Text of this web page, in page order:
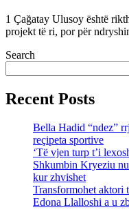
1 Çağatay Ulusoy është
projekt të ri, por për
Search
Recent Posts
Bella Hadid “ndez”
reçipeta sportive
‘Të vjen turp t’i
Shkumbin Kryeziu
kur zhvishet
Transformohet aktori
Edona Llalloshi a u